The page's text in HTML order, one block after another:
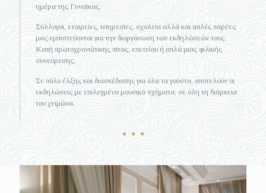
ημέρα της Γυναίκας.
Σύλλογοι, εταιρείες, υπηρεσίες, σχολεία αλλά και απλές παρέες
μας εμπιστεύονται για την διοργάνωση των εκδηλώσεών τους.
Κοπή πρωτοχρονιάτικης πίτας, επετείου ή απλά μιας φιλικής
συνεύρεσης.
Σε πόλο έλξης και διασκέδασης για όλα τα γούστα, αποτελούν οι
εκδηλώσεις με επιλεγμένα μουσικά σχήματα, σε όλη τη διάρκεια
του χειμώνα.